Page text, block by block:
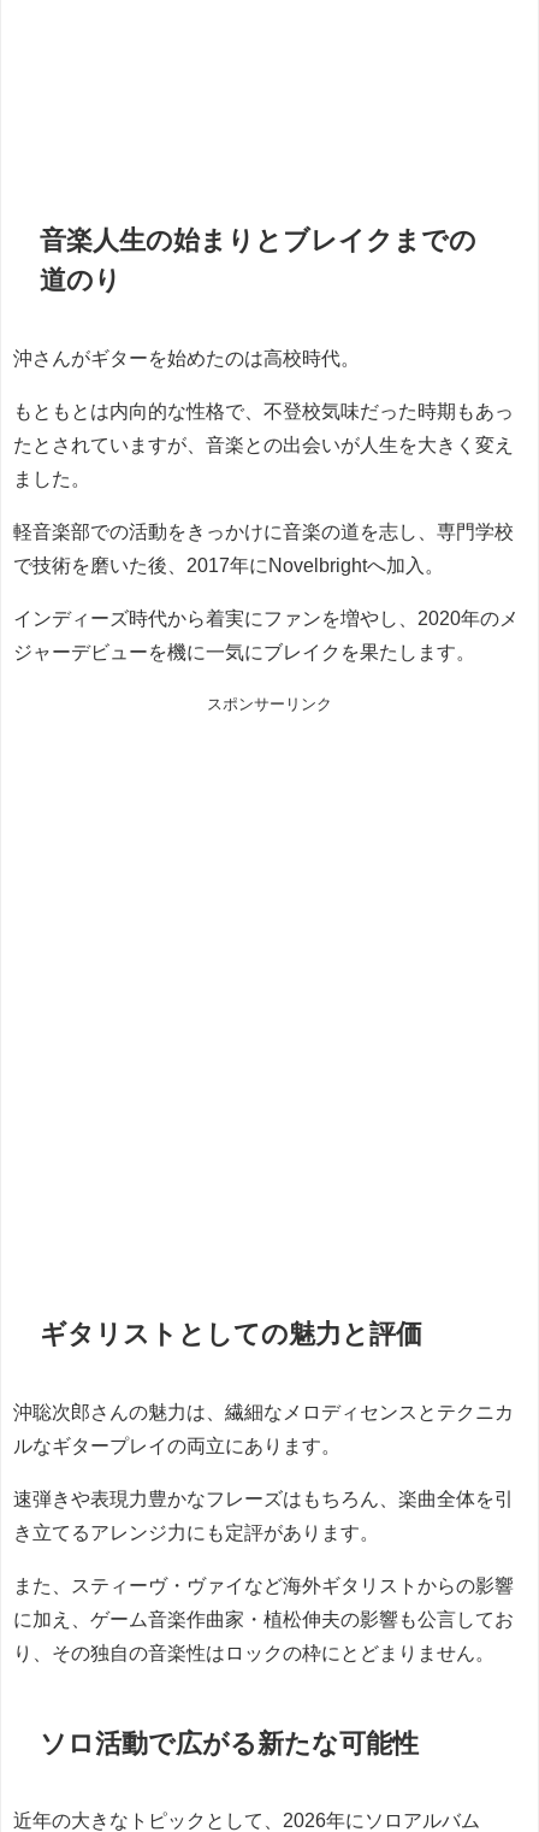
音楽人生の始まりとブレイクまでの
道のり
沖さんがギターを始めたのは高校時代。
もともとは内向的な性格で、不登校気味だった時期もあっ
たとされていますが、音楽との出会いが人生を大きく変え
ました。
軽音楽部での活動をきっかけに音楽の道を志し、専門学校
で技術を磨いた後、2017年にNovelbrightへ加入。
インディーズ時代から着実にファンを増やし、2020年のメ
ジャーデビューを機に一気にブレイクを果たします。
スポンサーリンク
ギタリストとしての魅力と評価
沖聡次郎さんの魅力は、繊細なメロディセンスとテクニカ
ルなギタープレイの両立にあります。
速弾きや表現力豊かなフレーズはもちろん、楽曲全体を引
き立てるアレンジ力にも定評があります。
また、スティーヴ・ヴァイなど海外ギタリストからの影響
に加え、ゲーム音楽作曲家・植松伸夫の影響も公言してお
り、その独自の音楽性はロックの枠にとどまりません。
ソロ活動で広がる新たな可能性
近年の大きなトピックとして、2026年にソロアルバム